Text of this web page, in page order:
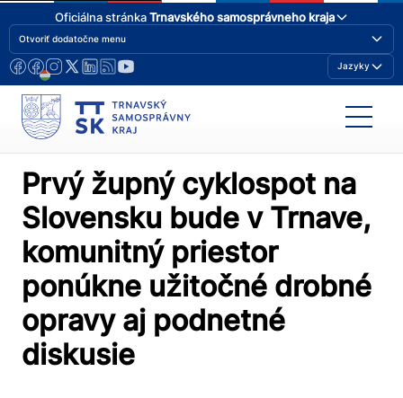
Oficiálna stránkaTrnavského samosprávneho kraja
Otvoriť dodatočne menu
Jazyky
Prvý župný cyklospot na
Slovensku bude v Trnave,
komunitný priestor
ponúkne užitočné drobné
opravy aj podnetné
diskusie